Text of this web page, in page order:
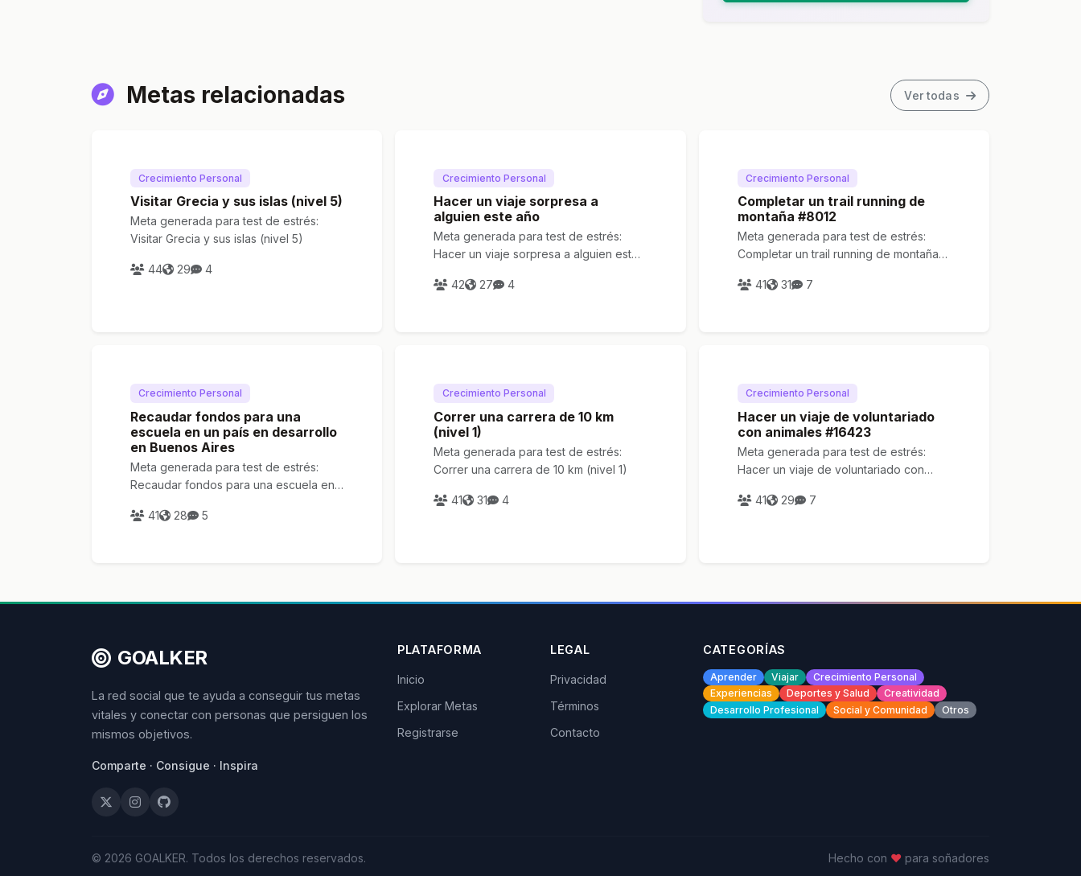
Metas relacionadas Ver todas
Crecimiento Personal
Visitar Grecia y sus islas (nivel 5)
Meta generada para test de estrés:
Visitar Grecia y sus islas (nivel 5)
44 29 4
Crecimiento Personal
Hacer un viaje sorpresa a
alguien este año
Meta generada para test de estrés:
Hacer un viaje sorpresa a alguien este
42
27 4
Crecimiento Personal
Completar un trail running de
montaña #8012
Meta generada para test de estrés:
Completar un trail running de montaña
41
31 7
Crecimiento Personal
Recaudar fondos para una
escuela en un país en desarrollo
en Buenos Aires
Meta generada para test de estrés:
Recaudar fondos para una escuela en
41
28 5
Crecimiento Personal
Correr una carrera de 10 km
(nivel 1)
Meta generada para test de estrés:
Correr una carrera de 10 km (nivel 1)
41 31 4
Crecimiento Personal
Hacer un viaje de voluntariado
con animales #16423
Meta generada para test de estrés:
Hacer un viaje de voluntariado con
41
29 7
GOALKER
La red social que te ayuda a conseguir tus metas
vitales y conectar con personas que persiguen los
mismos objetivos.
Comparte · Consigue · Inspira
PLATAFORMA
Inicio
Explorar Metas
Registrarse
LEGAL
Privacidad
Términos
Contacto
CATEGORÍAS
Aprender Viajar
Crecimiento Personal
Experiencias
Deportes y Salud
Creatividad
Desarrollo Profesional
Social y Comunidad Otros
© 2026 GOALKER. Todos los derechos reservados. Hecho con ♥ para soñadores